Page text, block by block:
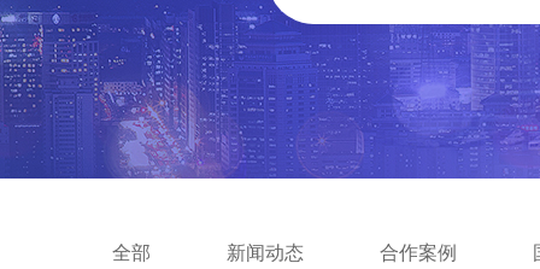
全部 新闻动态 合作案例